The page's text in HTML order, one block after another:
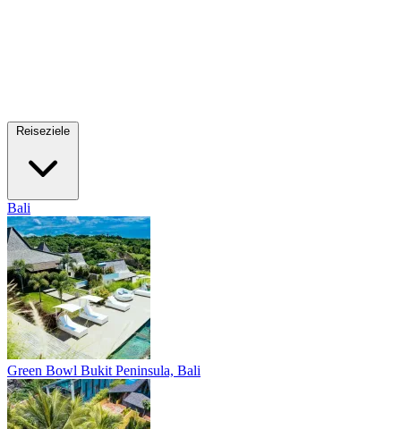
Bali
Green Bowl Bukit Peninsula, Bali